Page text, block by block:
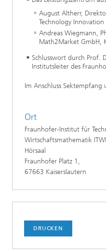
August Altherr,
Technology
Andreas Wiegmann,
Math2Market GmbH,
Schlusswort durch Prof.
Institutsleiter des
Im Anschluss Sektempfang
Ort
Fraunhofer-Institut für
Wirtschaftsmathematik
Hörsaal
Fraunhofer Platz 1,
67663 Kaiserslautern
DRUCKEN